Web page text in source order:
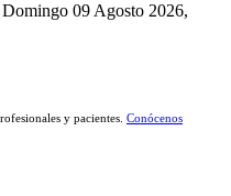
09 Agosto 2026,
y pacientes. Conócenos